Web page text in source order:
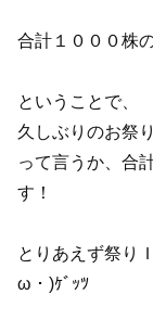
合計１０００株
ということで、
久しぶりのお祭
って言うか、合
す！
とりあえず祭り
ω・)ｹﾞｯﾂ